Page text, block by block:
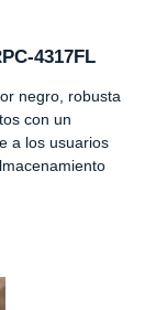
4317FL
negro, robusta
con un
a los usuarios